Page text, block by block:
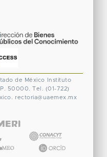
de México
Instituto
50000. Tel. (01-722)
rectoria@uaemex.mx